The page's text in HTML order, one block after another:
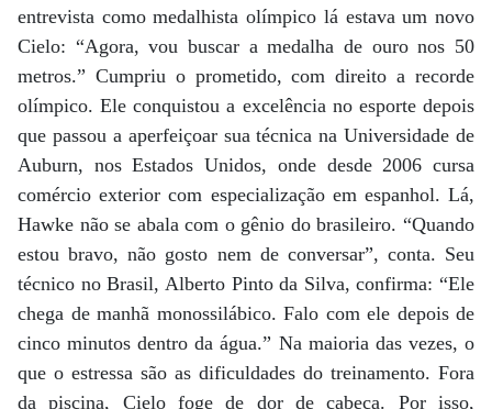
entrevista como medalhista olímpico lá estava um novo
Cielo: “Agora, vou buscar a medalha de ouro nos 50
metros.” Cumpriu o prometido, com direito a recorde
olímpico. Ele conquistou a excelência no esporte depois
que passou a aperfeiçoar sua técnica na Universidade de
Auburn, nos Estados Unidos, onde desde 2006 cursa
comércio exterior com especialização em espanhol. Lá,
Hawke não se abala com o gênio do brasileiro. “Quando
estou bravo, não gosto nem de conversar”, conta. Seu
técnico no Brasil, Alberto Pinto da Silva, confirma: “Ele
chega de manhã monossilábico. Falo com ele depois de
cinco minutos dentro da água.” Na maioria das vezes, o
que o estressa são as dificuldades do treinamento. Fora
da piscina, Cielo foge de dor de cabeça. Por isso,